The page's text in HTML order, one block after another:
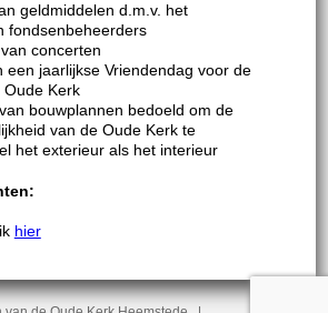
geldmiddelen d.m.v. het
fondsenbeheerders
concerten
een jaarlijkse Vriendendag voor de
Oude Kerk
bouwplannen bedoeld om de
van de Oude Kerk te
het exterieur als het interieur
hier